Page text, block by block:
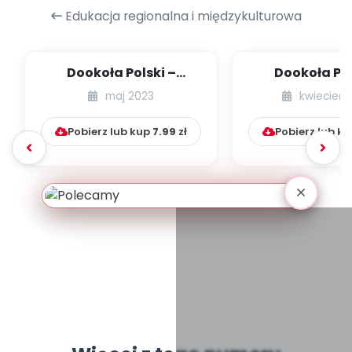
Edukacja regionalna i międzykulturowa
Dookoła Polski –
województwo
małopolskie
maj 2023
Pobierz lub kup 7.99 zł
Dookoła
wielkopolskie
kwiecień
Pobierz lub